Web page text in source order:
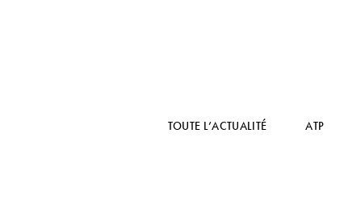
TOUTE L’ACTUALITÉ ATP